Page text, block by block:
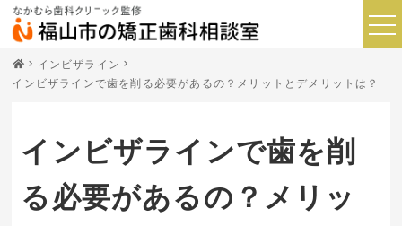
インビザライン
インビザラインで歯を削る必要があるの？メリットとデメリットは？
インビザラインで歯を削
る必要があるの？メリッ